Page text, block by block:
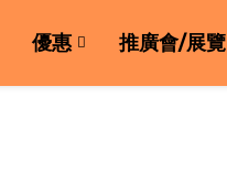
優惠 推廣會/展覽